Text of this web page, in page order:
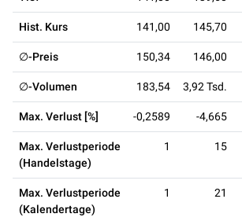
Hist. Kurs 141,00 145,70
∅-Preis 150,34 146,00
∅-Volumen 183,54 3,92 Tsd.
Max. Verlust [%] -0,2589 -4,665
Max. Verlustperiode
(Handelstage)
1 15
Max. Verlustperiode
(Kalendertage)
1 21